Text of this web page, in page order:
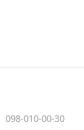
098-010-00-30